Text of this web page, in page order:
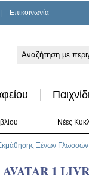
Επικοινωνία
Νέες
Ξένων Γλωσσών
AVATAR 1